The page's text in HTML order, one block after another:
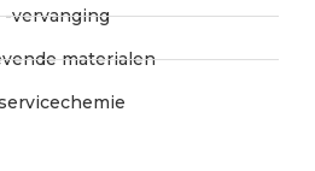
vervanging
materialen